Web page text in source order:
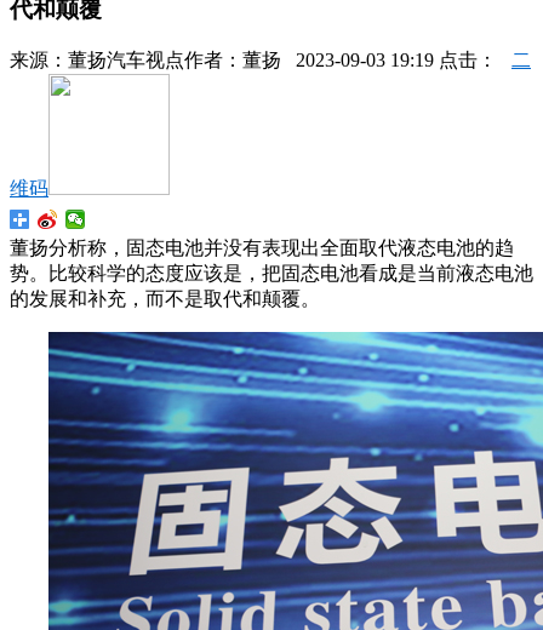
代和颠覆
来源： 董扬汽车视点作者： 董扬 2023-09-03 19:19 点击： 二
维码
董扬分析称，固态电池并没有表现出全面取代液态电池的趋
势。比较科学的态度应该是，把固态电池看成是当前液态电池
的发展和补充，而不是取代和颠覆。